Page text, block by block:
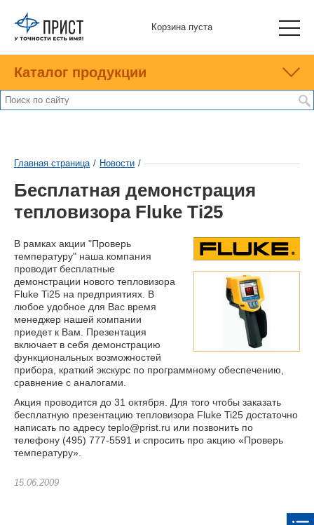
Корзина пуста
Каталог продукции
Главная страница / Новости /
Бесплатная демонстрация
тепловизора Fluke Ti25
В рамках акции "Проверь
температуру" наша компания
проводит бесплатные
демонстрации нового тепловизора
Fluke Ti25 на предприятиях. В
любое удобное для Вас время
менеджер нашей компании
приедет к Вам. Презентация
включает в себя демонстрацию
функциональных возможностей
прибора, краткий экскурс по программному обеспечению,
сравнение с аналогами.
Акция проводится до 31 октября. Для того чтобы заказать
бесплатную презентацию тепловизора Fluke Ti25 достаточно
написать по адресу teplo@prist.ru или позвонить по
телефону (495) 777-5591 и спросить про акцию «Проверь
температуру».
15.06.2009